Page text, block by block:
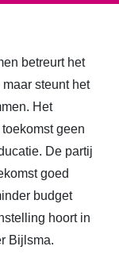
betreurt het
steunt het
Het
geen
De partij
goed
budget
hoort in
Bijlsma.